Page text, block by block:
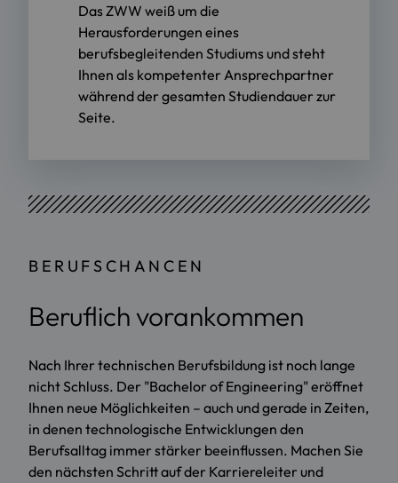
Das ZWW weiß um die
Herausforderungen eines
berufsbegleitenden Studiums und steht
Ihnen als kompetenter Ansprechpartner
während der gesamten Studiendauer zur
Seite.
BERUFSCHANCEN
Beruflich vorankommen
Nach Ihrer technischen Berufsbildung ist noch lange
nicht Schluss. Der "Bachelor of Engineering" eröffnet
Ihnen neue Möglichkeiten – auch und gerade in Zeiten,
in denen technologische Entwicklungen den
Berufsalltag immer stärker beeinflussen. Machen Sie
den nächsten Schritt auf der Karriereleiter und